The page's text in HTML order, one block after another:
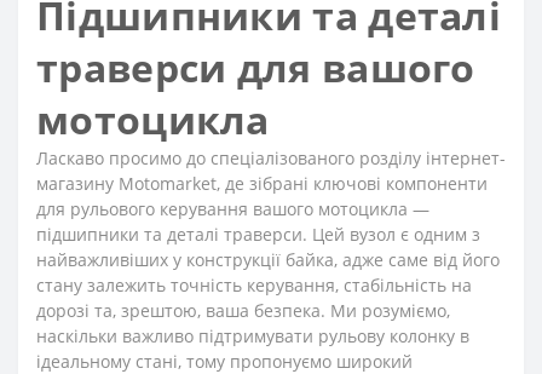
Підшипники та деталі
траверси для вашого
мотоцикла
Ласкаво просимо до спеціалізованого розділу інтернет-
магазину Motomarket, де зібрані ключові компоненти
для рульового керування вашого мотоцикла —
підшипники та деталі траверси. Цей вузол є одним з
найважливіших у конструкції байка, адже саме від його
стану залежить точність керування, стабільність на
дорозі та, зрештою, ваша безпека. Ми розуміємо,
наскільки важливо підтримувати рульову колонку в
ідеальному стані, тому пропонуємо широкий